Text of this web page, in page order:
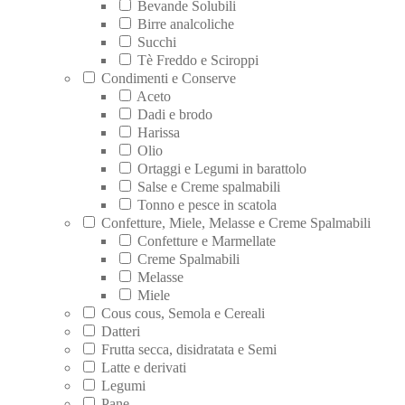
Bevande Solubili
Birre analcoliche
Succhi
Tè Freddo e Sciroppi
Condimenti e Conserve
Aceto
Dadi e brodo
Harissa
Olio
Ortaggi e Legumi in barattolo
Salse e Creme spalmabili
Tonno e pesce in scatola
Confetture, Miele, Melasse e Creme Spalmabili
Confetture e Marmellate
Creme Spalmabili
Melasse
Miele
Cous cous, Semola e Cereali
Datteri
Frutta secca, disidratata e Semi
Latte e derivati
Legumi